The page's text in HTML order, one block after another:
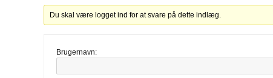
Du skal være logget ind for at svare på dette indlæg.
Brugernavn: